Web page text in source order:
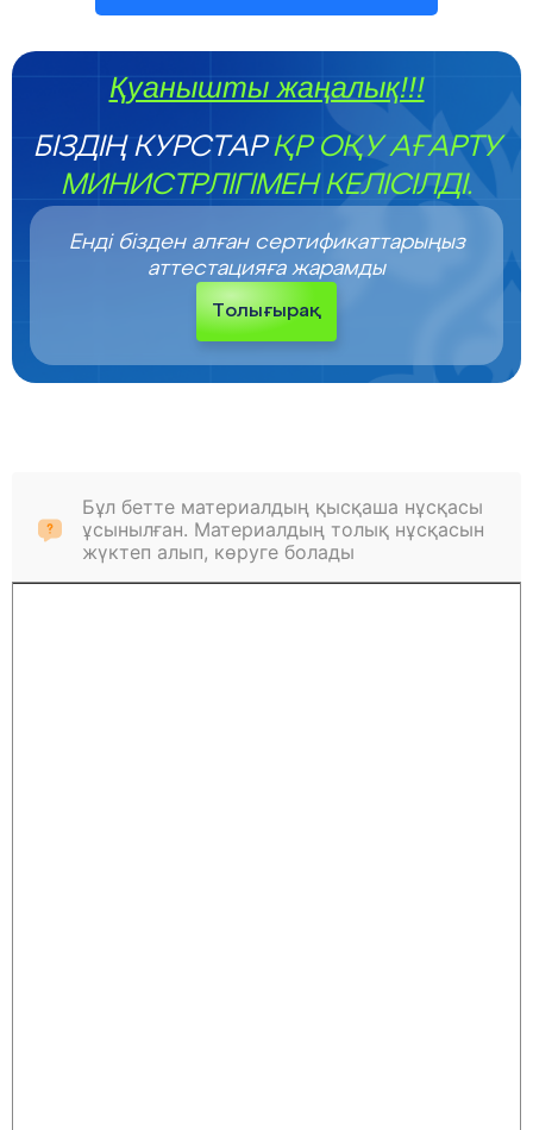
Қуанышты жаңалық!!!
БІЗДІҢ КУРСТАРҚР ОҚУ АҒАРТУ
МИНИСТРЛІГІМЕН КЕЛІСІЛДІ.
Енді бізден алған сертификаттарыңыз
аттестацияға жарамды
Толығырақ
Бұл бетте материалдың қысқаша нұсқасы
ұсынылған. Материалдың толық нұсқасын
жүктеп алып, көруге болады